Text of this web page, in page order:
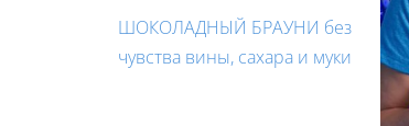
ШОКОЛАДНЫЙ БРАУНИ без
чувства вины, сахара и муки